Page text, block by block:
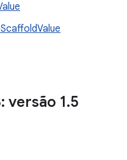
versão 1.5